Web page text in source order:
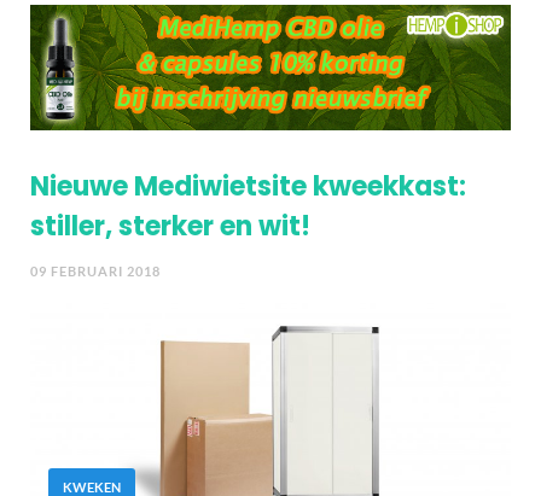
Nieuwe Mediwietsite kweekkast:
stiller, sterker en wit!
09 FEBRUARI 2018
KWEKEN